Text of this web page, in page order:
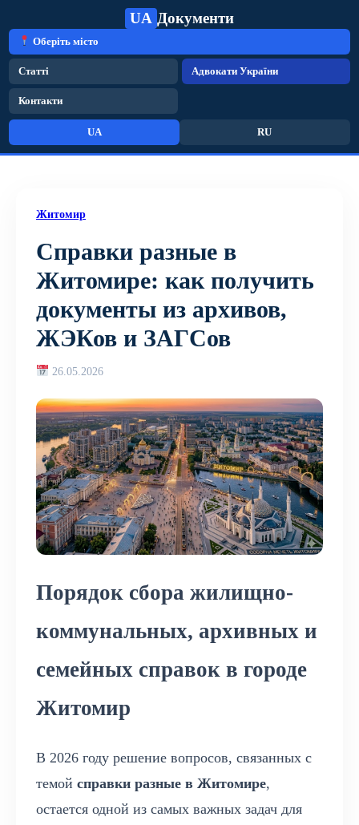
UA Документи
Оберіть місто
Статті Адвокати України
Контакти
UA RU
Житомир
Справки разные в
Житомире: как получить
документы из архивов,
ЖЭКов и ЗАГСов
26.05.2026
Порядок сбора жилищно-
коммунальных, архивных и
семейных справок в городе
Житомир
В 2026 году решение вопросов, связанных с
темой справки разные в Житомире,
остается одной из самых важных задач для